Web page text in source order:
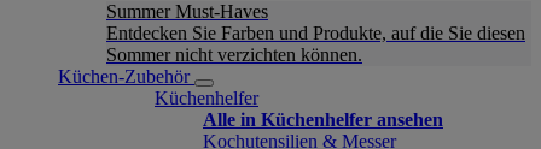
Summer Must-Haves
Entdecken Sie Farben und Produkte, auf die Sie diesen
Sommer nicht verzichten können.
Küchen-Zubehör
Küchenhelfer
Alle in Küchenhelfer ansehen
Kochutensilien & Messer